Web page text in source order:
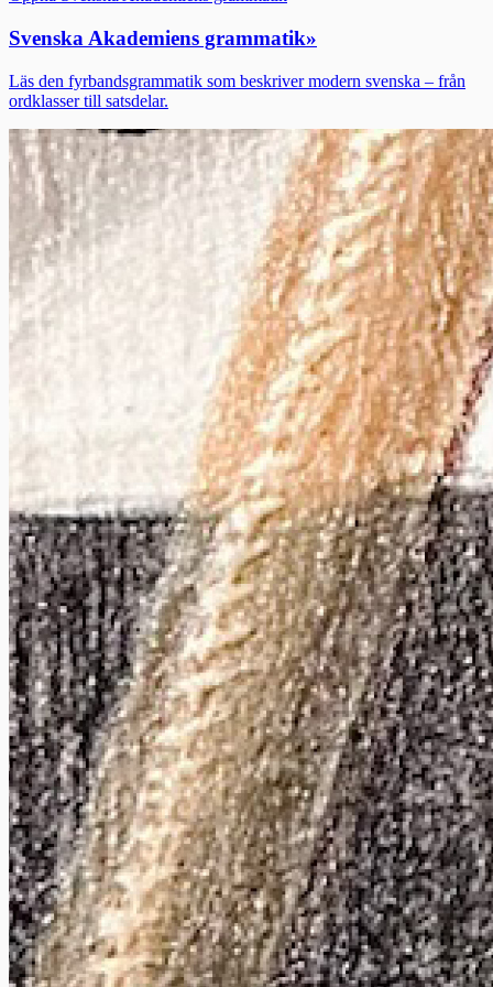
Svenska Akademiens grammatik»
Läs den fyrbandsgrammatik som beskriver modern svenska – från
ordklasser till satsdelar.